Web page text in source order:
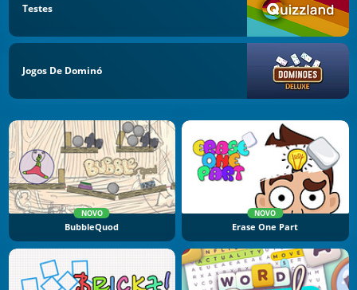
Testes
Jogos De Dominó
NOVO
BubbleQuod
NOVO
Erase One Part